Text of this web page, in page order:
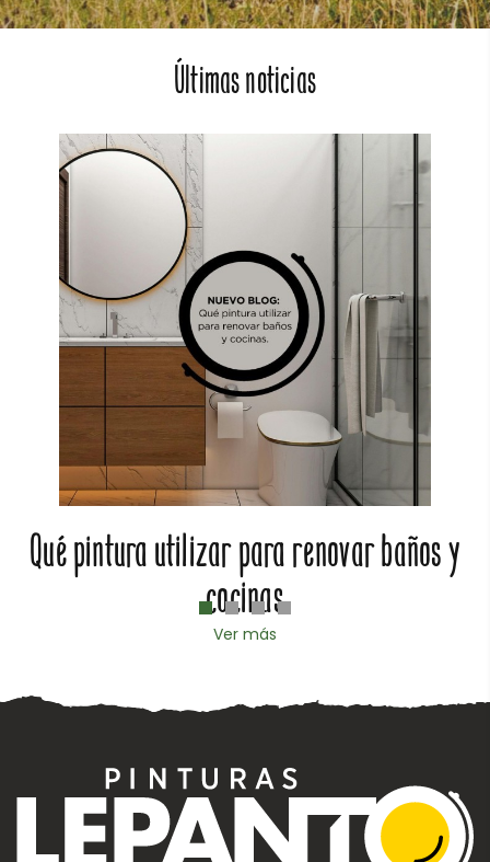
Últimas noticias
Qué pintura utilizar para renovar baños y
cocinas
Ver más